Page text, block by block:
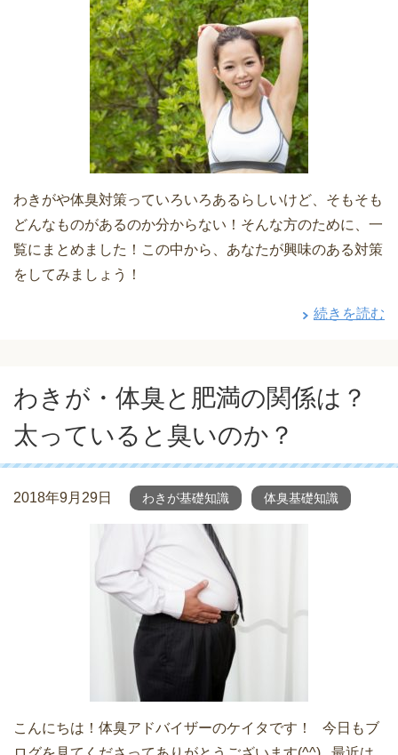
わきがや体臭対策っていろいろあるらしいけど、そもそも
どんなものがあるのか分からない！そんな方のために、一
覧にまとめました！この中から、あなたが興味のある対策
をしてみましょう！
続きを読む
わきが・体臭と肥満の関係は？
太っていると臭いのか？
2018年9月29日 わきが基礎知識 体臭基礎知識
こんにちは！体臭アドバイザーのケイタです！ 今日もブ